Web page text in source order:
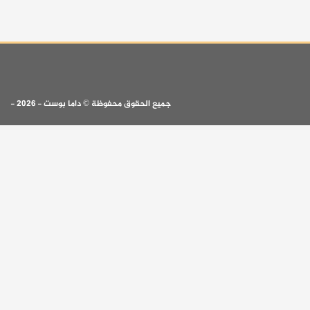
جميع الحقوق محفوظة © داما بوست - 2026 -